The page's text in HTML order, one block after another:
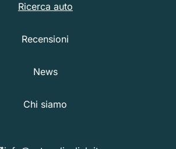
Ricerca auto
Recensioni
News
Chi siamo